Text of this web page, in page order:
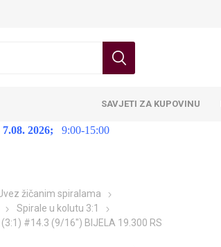
SAVJETI ZA KUPOVINU
7.08. 2026; 9:00-15:00
žičanim spiralama
Spirale u kolutu 3:1
#14.3 (9/16") BIJELA 19.300 RS